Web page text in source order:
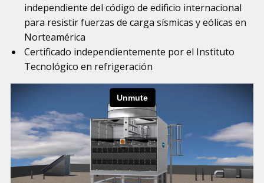
independiente del código de edificio internacional
para resistir fuerzas de carga sísmicas y eólicas en
Norteamérica
Certificado independientemente por el Instituto
Tecnológico en refrigeración